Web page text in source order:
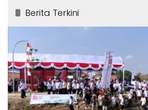
Berita Terkini